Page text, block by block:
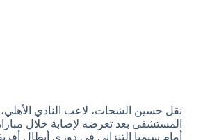
نقل حسين الشحات، لاعب النادي
المستشفى بعد تعرضه لإصابة خلال
أمام سيمبا التنزاني في دوري أبطال